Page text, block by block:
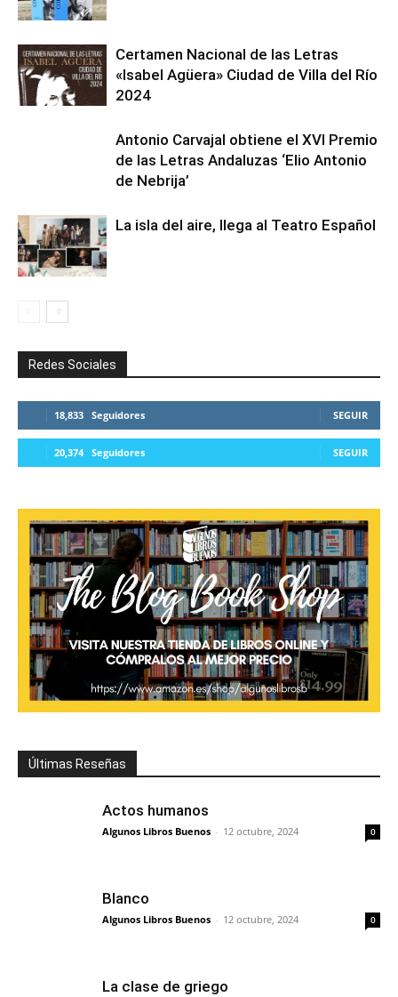
Certamen Nacional de las Letras
«Isabel Agüera» Ciudad de Villa del Río
2024
Antonio Carvajal obtiene el XVI Premio
de las Letras Andaluzas ‘Elio Antonio
de Nebrija’
La isla del aire, llega al Teatro Español
Redes Sociales
18,833 Seguidores SEGUIR
20,374 Seguidores SEGUIR
Últimas Reseñas
Actos humanos
Algunos Libros Buenos - 12 octubre, 2024 0
Blanco
Algunos Libros Buenos - 12 octubre, 2024 0
La clase de griego